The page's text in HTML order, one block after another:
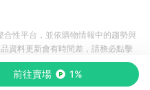
前往賣場 1%
性平台，並依購物情報中的趨勢與
資料更新會有時間差，請務必點擊
條件，一切資訊以合作廠商網頁為